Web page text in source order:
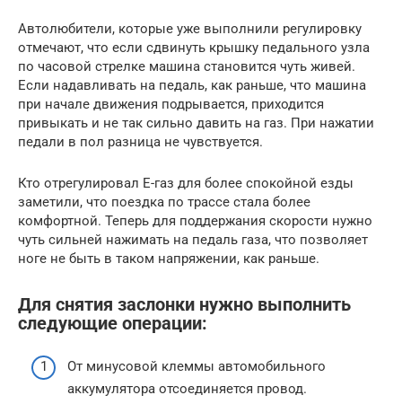
Автолюбители, которые уже выполнили регулировку
отмечают, что если сдвинуть крышку педального узла
по часовой стрелке машина становится чуть живей.
Если надавливать на педаль, как раньше, что машина
при начале движения подрывается, приходится
привыкать и не так сильно давить на газ. При нажатии
педали в пол разница не чувствуется.
Кто отрегулировал Е-газ для более спокойной езды
заметили, что поездка по трассе стала более
комфортной. Теперь для поддержания скорости нужно
чуть сильней нажимать на педаль газа, что позволяет
ноге не быть в таком напряжении, как раньше.
Для снятия заслонки нужно выполнить
следующие операции:
От минусовой клеммы автомобильного
аккумулятора отсоединяется провод.